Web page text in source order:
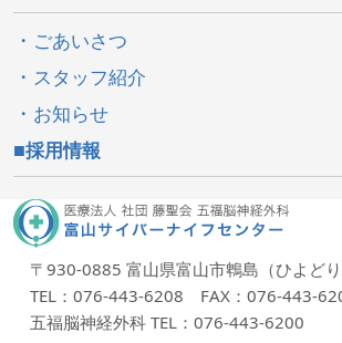
ごあいさつ
スタッフ紹介
お知らせ
採用情報
〒930-0885 富山県富山市鵯島（ひよど
TEL：076-443-6208 FAX：076-443-
五福脳神経外科 TEL：076-443-6200